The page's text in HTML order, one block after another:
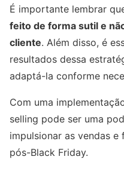
É importante lembrar
feito de forma sutil e
cliente. Além disso, é
resultados dessa
adaptá-la conforme
Com uma
selling pode ser uma
impulsionar as vendas
pós-Black Friday.